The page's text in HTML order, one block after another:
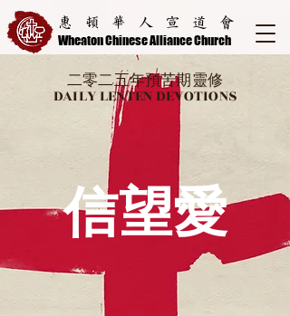
惠頓華人宣道會
Wheaton Chinese Alliance Church
二零二五年預苦期靈修
​DAILY LENTEN DEVOTIONS
信望愛